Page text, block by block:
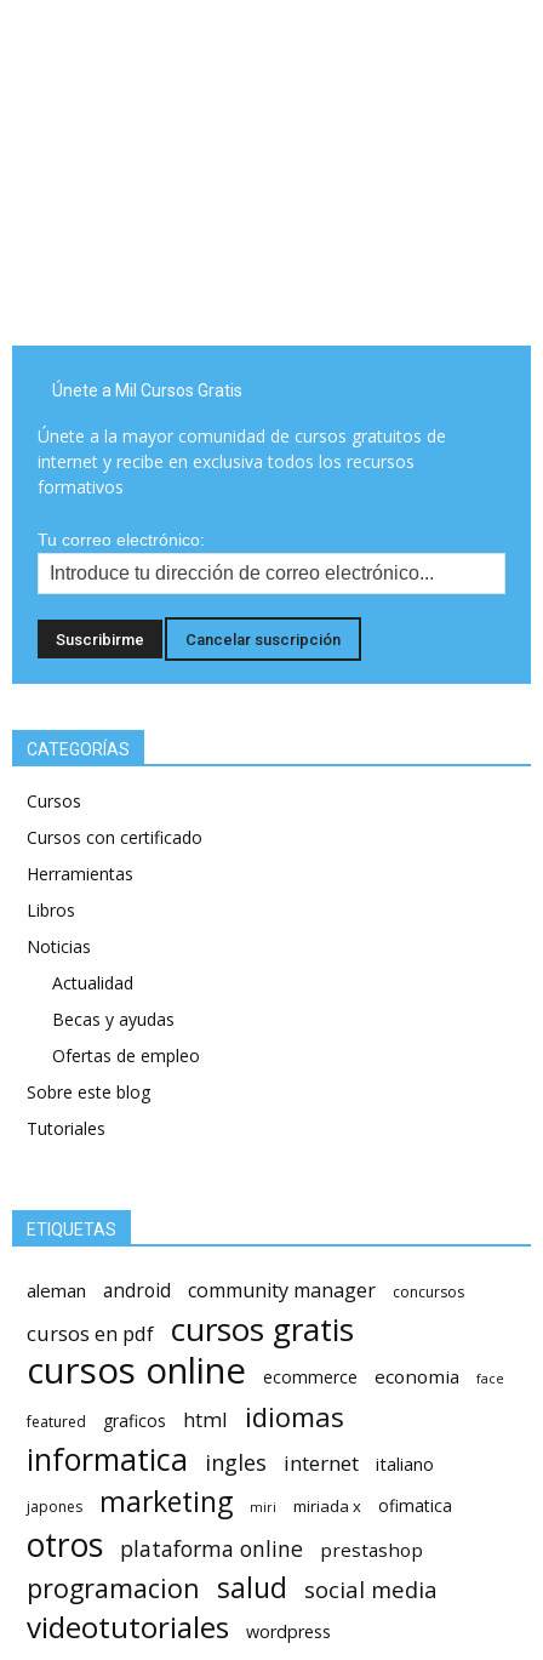
Únete a Mil Cursos Gratis
Únete a la mayor comunidad de cursos gratuitos de
internet y recibe en exclusiva todos los recursos
formativos
Tu correo electrónico:
CATEGORÍAS
Cursos
Cursos con certificado
Herramientas
Libros
Noticias
Actualidad
Becas y ayudas
Ofertas de empleo
Sobre este blog
Tutoriales
ETIQUETAS
aleman android community manager concursos
cursos en pdf cursos gratis
cursos online ecommerce economia face
featured graficos html idiomas
informatica ingles internet italiano
japones marketing miri miriada x ofimatica
otros plataforma online prestashop
programacion salud social media
videotutoriales wordpress